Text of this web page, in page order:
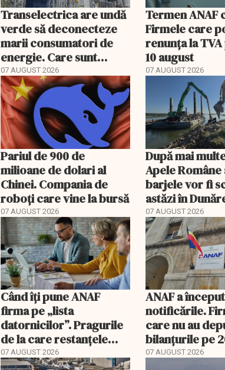
Transelectrica are undă
verde să deconecteze
marii consumatori de
energie. Care sunt
condițiile
07 AUGUST 2026
Termen ANAF
Firmele care
renunța la
10 august
07 AUGUST 2026
Pariul de 900 de
milioane de dolari al
Chinei. Compania de
roboți care vine la bursă
07 AUGUST 2026
După mai
Apele Române
barjele vor fi
astăzi în
07 AUGUST 2026
Când îți pune ANAF
firma pe „lista
datornicilor”. Pragurile
de la care restanțele
devin publice
07 AUGUST 2026
ANAF a început
notificările.
care nu au
bilanțurile pe
să ajungă
07 AUGUST 2026